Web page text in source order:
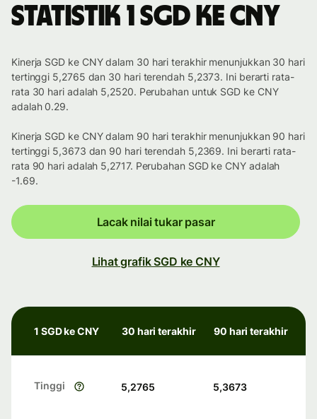
Statistik 1 SGD ke CNY
Kinerja SGD ke CNY dalam 30 hari terakhir menunjukkan 30 hari
tertinggi 5,2765 dan 30 hari terendah 5,2373. Ini berarti rata-
rata 30 hari adalah 5,2520. Perubahan untuk SGD ke CNY
adalah 0.29.
Kinerja SGD ke CNY dalam 90 hari terakhir menunjukkan 90 hari
tertinggi 5,3673 dan 90 hari terendah 5,2369. Ini berarti rata-
rata 90 hari adalah 5,2717. Perubahan SGD ke CNY adalah
-1.69.
Lacak nilai tukar pasar
Lihat grafik SGD ke CNY
1 SGD ke CNY 30 hari terakhir 90 hari terakhir
Tinggi 5,2765 5,3673